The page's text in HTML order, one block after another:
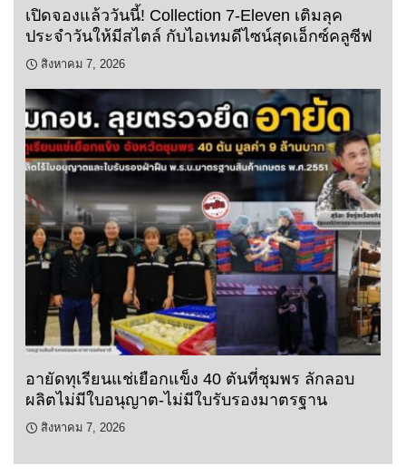
เปิดจองแล้ววันนี้! Collection 7-Eleven เติมลุค
ประจำวันให้มีสไตล์ กับไอเทมดีไซน์สุดเอ็กซ์คลูซีฟ
สิงหาคม 7, 2026
อายัดทุเรียนแช่เยือกแข็ง 40 ตันที่ชุมพร ลักลอบ
ผลิตไม่มีใบอนุญาต-ไม่มีใบรับรองมาตรฐาน
สิงหาคม 7, 2026